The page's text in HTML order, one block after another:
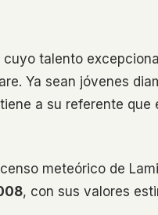
talento
Ya sean jóvenes
a su referente que
meteórico de
, con sus valores